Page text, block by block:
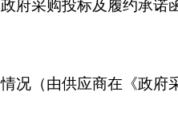
府采购投标及履约承诺
况（由供应商在《政府